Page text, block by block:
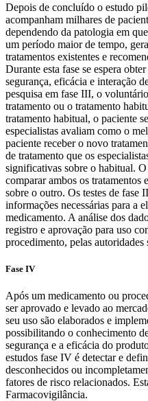
Depois de concluído o estudo
acompanham milhares de
dependendo da patologia em
um período maior de tempo,
tratamentos existentes e
Durante esta fase se espera
segurança, eficácia e interação
pesquisa em fase III, o
tratamento ou o tratamento
tratamento habitual, o paciente
especialistas avaliam como o
paciente receber o novo
de tratamento que os
significativas sobre o habitual.
comparar ambos os tratamentos
sobre o outro. Os testes de fase
informações necessárias para a
medicamento. A análise dos
registro e aprovação para uso
procedimento, pelas autoridades
Fase IV
Após um medicamento ou
ser aprovado e levado ao
seu uso são elaborados e
possibilitando o conhecimento
segurança e a eficácia do
estudos fase IV é detectar e
desconhecidos ou
fatores de risco relacionados.
Farmacovigilância.